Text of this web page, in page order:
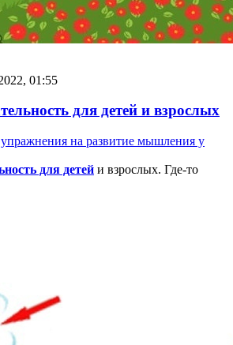
01:55
для детей и взрослых
на развитие мышления у
для детей и взрослых. Где-то